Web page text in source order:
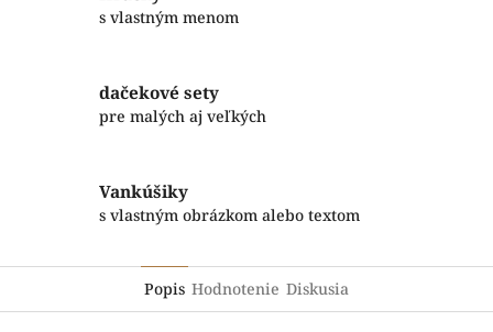
s vlastným menom
dačekové sety
pre malých aj veľkých
Vankúšiky
s vlastným obrázkom alebo textom
Popis Hodnotenie Diskusia